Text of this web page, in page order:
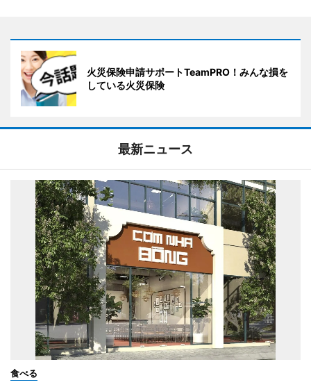
火災保険申請サポートTeamPRO！みんな損を
している火災保険
最新ニュース
食べる